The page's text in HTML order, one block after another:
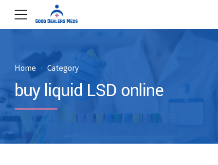
Home Category
buy liquid LSD online